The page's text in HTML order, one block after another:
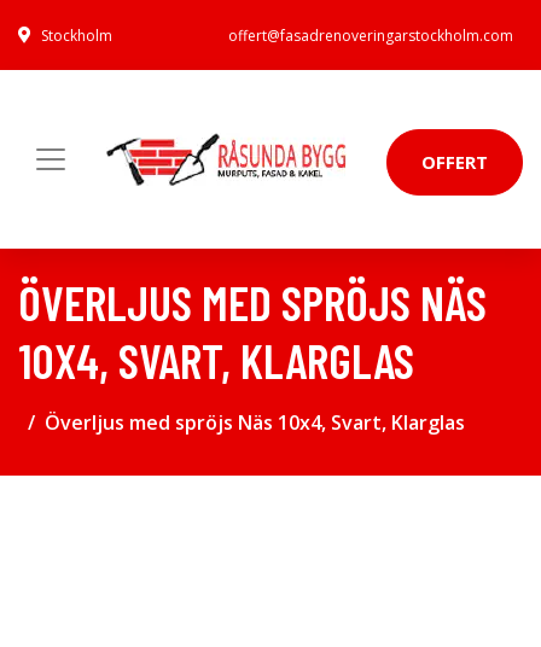
Stockholm offert@fasadrenoveringarstockholm.com
OFFERT
ÖVERLJUS MED SPRÖJS NÄS
10X4, SVART, KLARGLAS
Överljus med spröjs Näs 10x4, Svart, Klarglas